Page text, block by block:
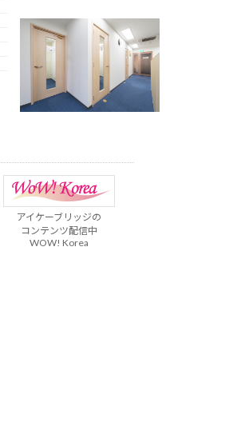
アイケーブリッジの
コンテンツ配信中
WOW! Korea